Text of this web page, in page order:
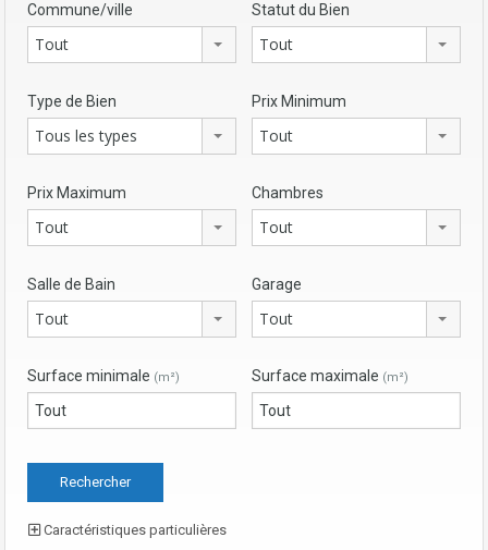
Commune/ville
Tout
Statut du Bien
Tout
Type de Bien
Tous les types
Prix Minimum
Tout
Prix Maximum
Tout
Chambres
Tout
Salle de Bain
Tout
Garage
Tout
Surface minimale (m²) Surface maximale (m²)
Caractéristiques particulières